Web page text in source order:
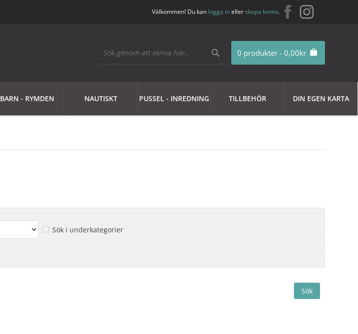
Välkommen! Du kan logga inellerskapa konto.
0 produkter - 0,00kr
BARN - RYMDEN NAUTISKT PUSSEL - INREDNING TILLBEHÖR DIN EGEN KARTA
Sök i underkategorier